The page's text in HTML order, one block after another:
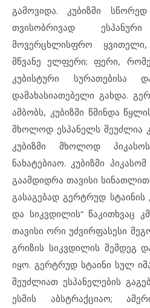
გამოვიდა. კუბიზმი
თვისობრივად
მოვერცხლისფრო
მწვანე ელფერი; ფერი,
კუბისტური სურათებისა
დამახასიათებელი გახდა.
ამბობს, კუბიზმი წმინდა
მხოლოდ ესპანელს შეუძლია
კუბიზმი მხოლოდ
ნახატებიაო. კუბიზმი
გაამდიდრა თავისი
გასაგებად გერტრუდ სტაინის
და სიკვდილის“ წაკითხვაც
თავისი ორი უძვირფასესი
გრიზის სიკვდილის შემდეგ
იყო. გერტრუდ სტაინი სულ
შეუძლიათ ესპანელების
ესმის აბსტრაქციაო;